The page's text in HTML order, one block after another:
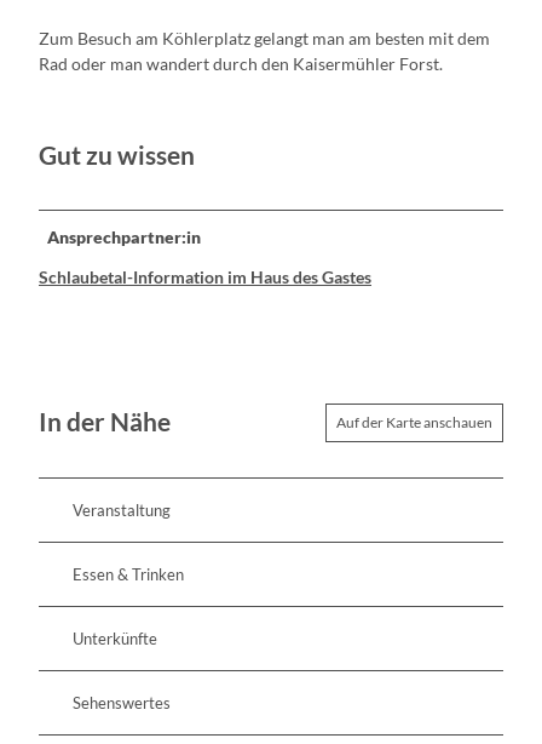
Zum Besuch am Köhlerplatz gelangt man am besten mit dem
Rad oder man wandert durch den Kaisermühler Forst.
Gut zu wissen
Ansprechpartner:in
Schlaubetal-Information im Haus des Gastes
In der Nähe Auf der Karte anschauen
Veranstaltung
Essen & Trinken
Unterkünfte
Sehenswertes